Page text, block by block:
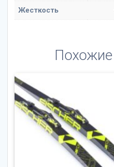
Жесткость